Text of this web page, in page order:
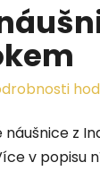
z
v popisu